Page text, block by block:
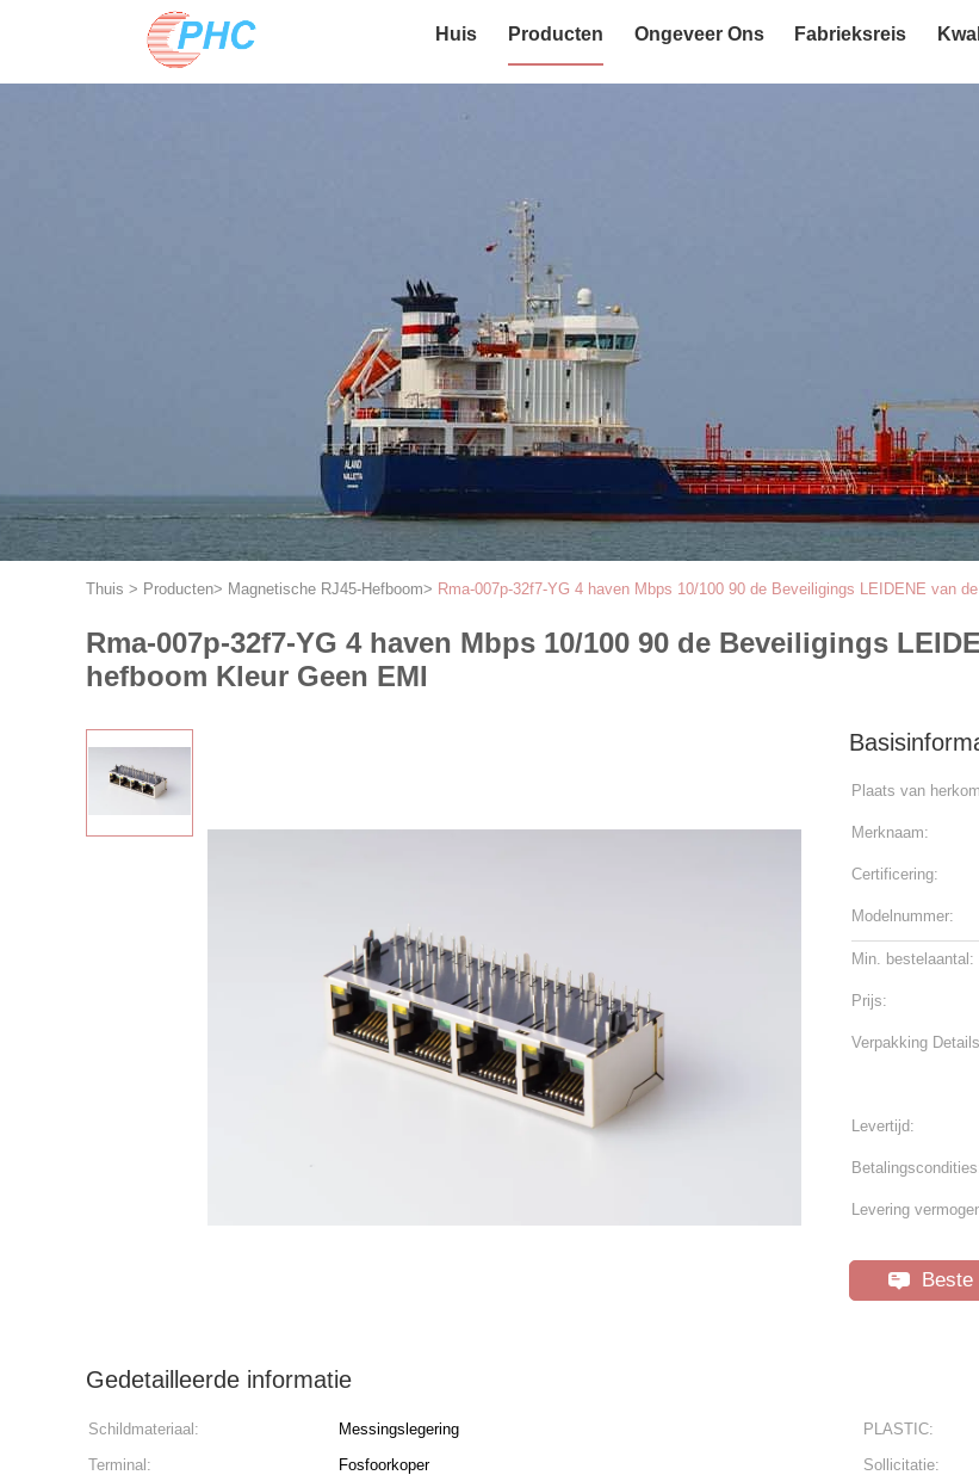
Huis Producten Ongeveer Ons Fabrieksreis
Thuis > Producten> Magnetische RJ45-Hefboom> Rma-007p-32f7-YG 4 haven Mbps 10/100 90 de Beveiligings LEIDENE van
Rma-007p-32f7-YG 4 haven Mbps 10/100 90 de Beveiligings
hefboom Kleur Geen EMI
Plaats van
Merknaam:
Certificering:
Modelnummer:
Min. bestelaantal:
Prijs:
Verpakking
Levertijd:
Levering
Beste
Gedetailleerde informatie
Schildmateriaal: Messingslegering PLASTIC:
Terminal:
Fosfoorkoper Sollicitatie: